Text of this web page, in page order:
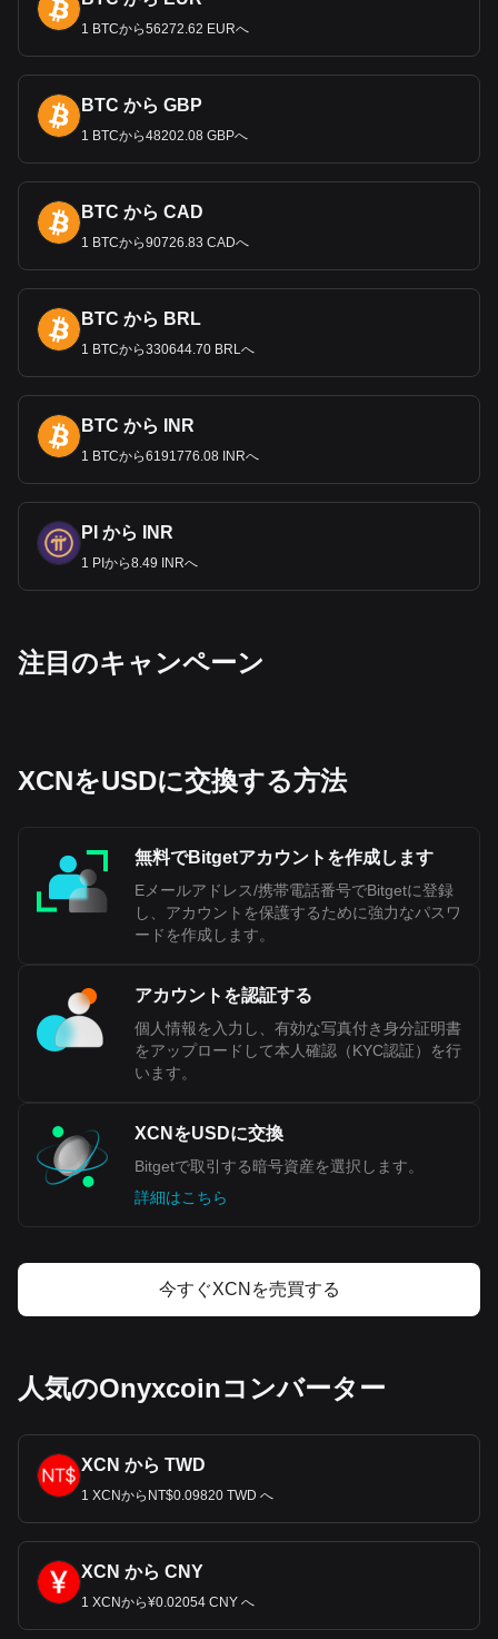
1 BTCから56272.62 EURへ
BTC から GBP
1 BTCから48202.08 GBPへ
BTC から CAD
1 BTCから90726.83 CADへ
BTC から BRL
1 BTCから330644.70 BRLへ
BTC から INR
1 BTCから6191776.08 INRへ
PI から INR
1 PIから8.49 INRへ
‌注目のキャンペーン
XCNをUSDに交換する方法
無料でBitgetアカウントを作成します
Eメールアドレス/携帯電話番号でBitgetに登録
し、アカウントを保護するために強力なパスワ
ードを作成します。
アカウントを認証する
個人情報を入力し、有効な写真付き身分証明書
をアップロードして本人確認（KYC認証）を行
います。
XCNをUSDに交換
Bitgetで取引する暗号資産を選択します。
詳細はこちら
今すぐXCNを売買する
人気のOnyxcoinコンバーター
XCN から TWD
1 XCNからNT$0.09820 TWD へ
XCN から CNY
1 XCNから¥0.02054 CNY へ